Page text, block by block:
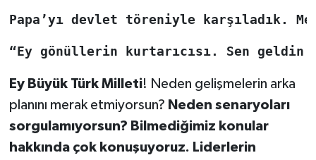
Papa’yı devlet töreniyle karşıladık.
“Ey gönüllerin kurtarıcısı. Sen geldin
Ey Büyük Türk Milleti! Neden gelişmelerin arka
planını merak etmiyorsun? Neden senaryoları
sorgulamıyorsun? Bilmediğimiz konular
hakkında çok konuşuyoruz. Liderlerin